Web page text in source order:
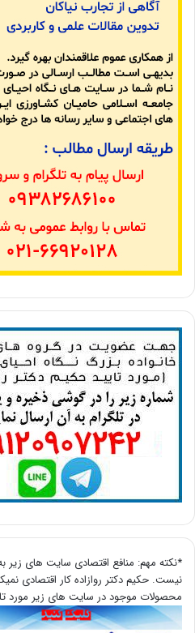
*نکته مهم: منافع اقتصادی سایت های زیر
نیست. حکیم دکتر روازاده کار اقتصادی
محصولات موجود در سایت های زیر مورد